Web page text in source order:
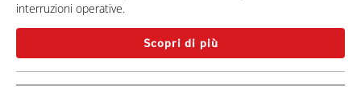
interruzioni operative.
Scopri di più